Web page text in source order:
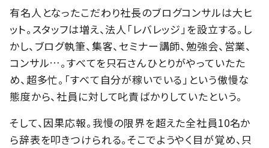
有名人となったこだわり社長のブログコンサルは大ヒ
ット。スタッフは増え、法人「レバレッジ」を設立する。し
かし、ブログ執筆、集客、セミナー講師、勉強会、営業、
コンサル…。すべてを只石さんひとりがやっていたた
め、超多忙。「すべて自分が稼いでいる」という傲慢な
態度から、社員に対して叱責ばかりしていたという。
そして、因果応報。我慢の限界を超えた全社員10名か
ら辞表を叩きつけられる。そこでようやく目が覚め、只